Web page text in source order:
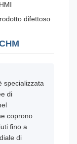
difettoso
specializzata
di
coprono
fino a
di